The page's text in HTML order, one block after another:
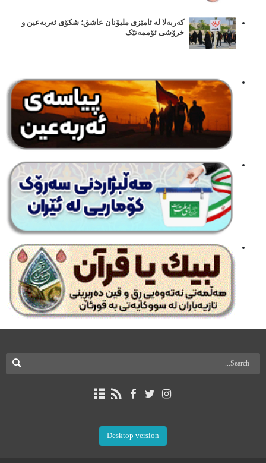
کەربەلا لە ئامێزی ملیۆنان عاشق؛ شکۆی ئەربەعین و
خرۆشی ئۆممەتێک
Desktop version